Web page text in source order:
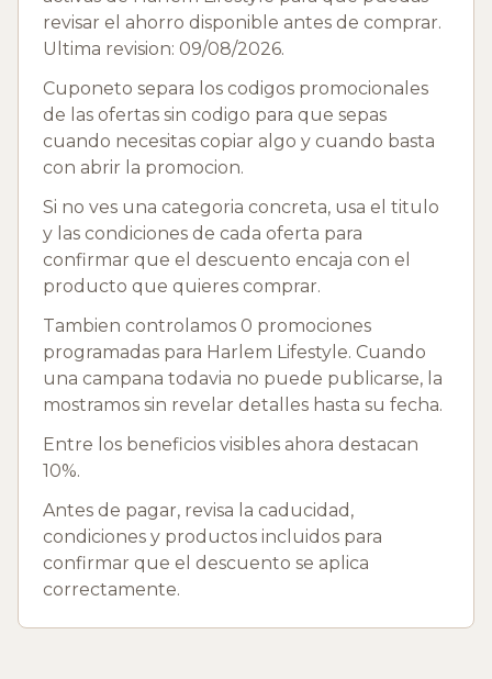
revisar el ahorro disponible antes de comprar.
Ultima revision: 09/08/2026.
Cuponeto separa los codigos promocionales
de las ofertas sin codigo para que sepas
cuando necesitas copiar algo y cuando basta
con abrir la promocion.
Si no ves una categoria concreta, usa el titulo
y las condiciones de cada oferta para
confirmar que el descuento encaja con el
producto que quieres comprar.
Tambien controlamos 0 promociones
programadas para Harlem Lifestyle. Cuando
una campana todavia no puede publicarse, la
mostramos sin revelar detalles hasta su fecha.
Entre los beneficios visibles ahora destacan
10%.
Antes de pagar, revisa la caducidad,
condiciones y productos incluidos para
confirmar que el descuento se aplica
correctamente.